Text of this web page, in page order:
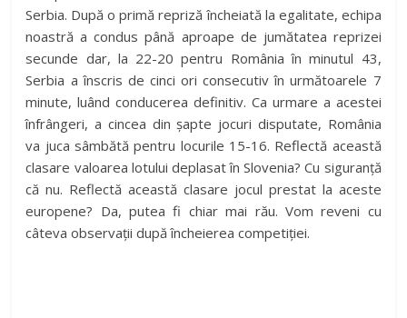
Serbia. După o primă repriză încheiată la egalitate, echipa
noastră a condus până aproape de jumătatea reprizei
secunde dar, la 22-20 pentru România în minutul 43,
Serbia a înscris de cinci ori consecutiv în următoarele 7
minute, luând conducerea definitiv. Ca urmare a acestei
înfrângeri, a cincea din șapte jocuri disputate, România
va juca sâmbătă pentru locurile 15-16. Reflectă această
clasare valoarea lotului deplasat în Slovenia? Cu siguranță
că nu. Reflectă această clasare jocul prestat la aceste
europene? Da, putea fi chiar mai rău. Vom reveni cu
câteva observații după încheierea competiției.